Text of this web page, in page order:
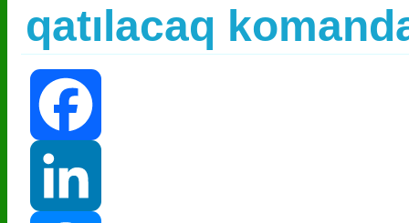
qatılacaq
Facebook